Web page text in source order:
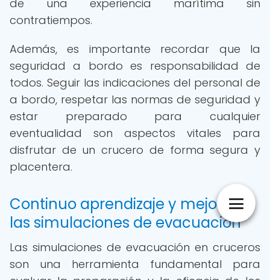
de una experiencia marítima sin
contratiempos.
Además, es importante recordar que la
seguridad a bordo es responsabilidad de
todos. Seguir las indicaciones del personal de
a bordo, respetar las normas de seguridad y
estar preparado para cualquier
eventualidad son aspectos vitales para
disfrutar de un crucero de forma segura y
placentera.
Continuo aprendizaje y mejora en
las simulaciones de evacuación
Las simulaciones de evacuación en cruceros
son una herramienta fundamental para